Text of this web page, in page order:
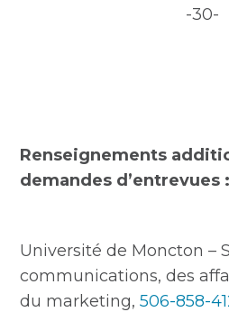
-30-
Renseignements
demandes d’entrevues :
Université de Moncton –
communications, des
du marketing,506-858-